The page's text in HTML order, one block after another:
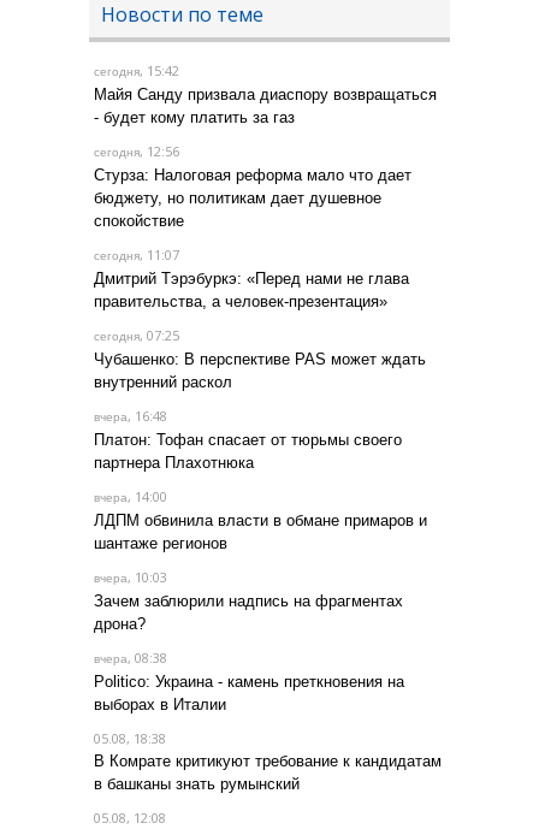
Новости по теме
сегодня, 15:42
Майя Санду призвала диаспору возвращаться
- будет кому платить за газ
сегодня, 12:56
Стурза: Налоговая реформа мало что дает
бюджету, но политикам дает душевное
спокойствие
сегодня, 11:07
Дмитрий Тэрэбуркэ: «Перед нами не глава
правительства, а человек-презентация»
сегодня, 07:25
Чубашенко: В перспективе PAS может ждать
внутренний раскол
вчера, 16:48
Платон: Тофан спасает от тюрьмы своего
партнера Плахотнюка
вчера, 14:00
ЛДПМ обвинила власти в обмане примаров и
шантаже регионов
вчера, 10:03
Зачем заблюрили надпись на фрагментах
дрона?
вчера, 08:38
Politico: Украина - камень преткновения на
выборах в Италии
05.08, 18:38
В Комрате критикуют требование к кандидатам
в башканы знать румынский
05.08, 12:08